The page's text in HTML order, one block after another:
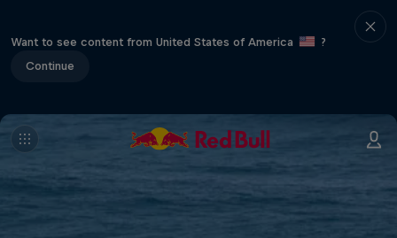
Want to see content from United States of America
?
Continue